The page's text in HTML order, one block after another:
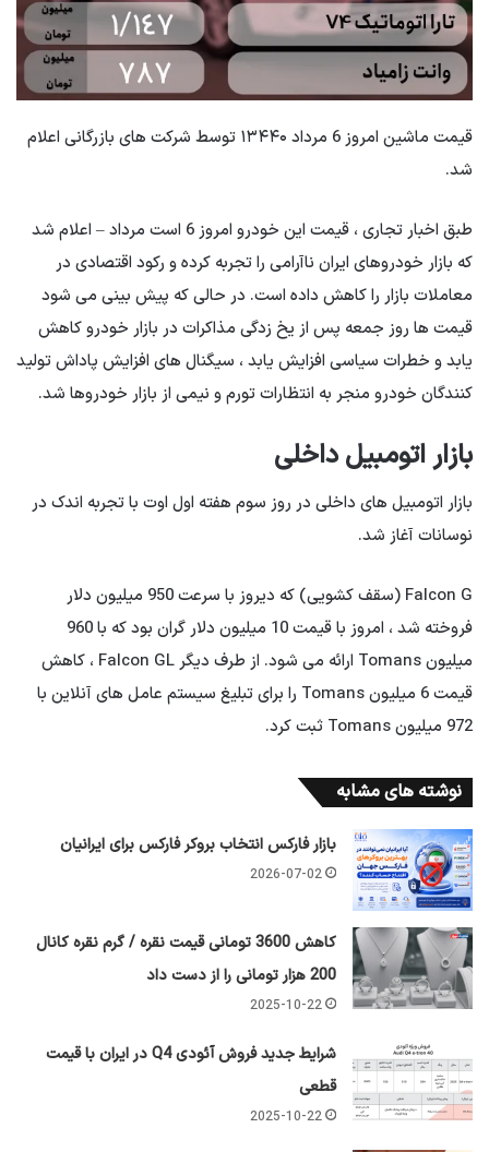
قیمت ماشین امروز 6 مرداد ۱۳۴۴۰ توسط شرکت های بازرگانی اعلام
شد.
طبق اخبار تجاری ، قیمت این خودرو امروز 6 است مرداد – اعلام شد
که بازار خودروهای ایران ناآرامی را تجربه کرده و رکود اقتصادی در
معاملات بازار را کاهش داده است. در حالی که پیش بینی می شود
قیمت ها روز جمعه پس از یخ زدگی مذاکرات در بازار خودرو کاهش
یابد و خطرات سیاسی افزایش یابد ، سیگنال های افزایش پاداش تولید
کنندگان خودرو منجر به انتظارات تورم و نیمی از بازار خودروها شد.
بازار اتومبیل داخلی
بازار اتومبیل های داخلی در روز سوم هفته اول اوت با تجربه اندک در
نوسانات آغاز شد.
Falcon G (سقف کشویی) که دیروز با سرعت 950 میلیون دلار
فروخته شد ، امروز با قیمت 10 میلیون دلار گران بود که با 960
میلیون Tomans ارائه می شود. از طرف دیگر Falcon GL ، کاهش
قیمت 6 میلیون Tomans را برای تبلیغ سیستم عامل های آنلاین با
972 میلیون Tomans ثبت کرد.
نوشته های مشابه
بازار فارکس انتخاب بروکر فارکس برای ایرانیان
2026-07-02
کاهش 3600 تومانی قیمت نقره / گرم نقره کانال
200 هزار تومانی را از دست داد
2025-10-22
شرایط جدید فروش آئودی Q4 در ایران با قیمت
قطعی
2025-10-22